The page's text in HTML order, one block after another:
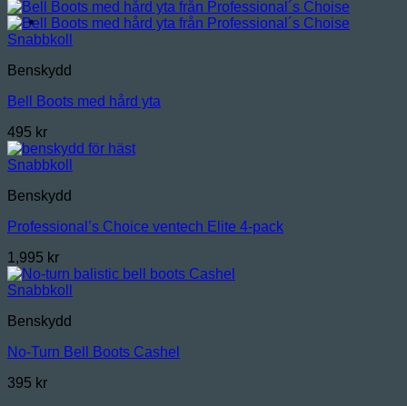
Snabbkoll
Benskydd
Bell Boots med hård yta
495 kr
Snabbkoll
Benskydd
Professional’s Choice ventech Elite 4-pack
1,995 kr
Snabbkoll
Benskydd
No-Turn Bell Boots Cashel
395 kr